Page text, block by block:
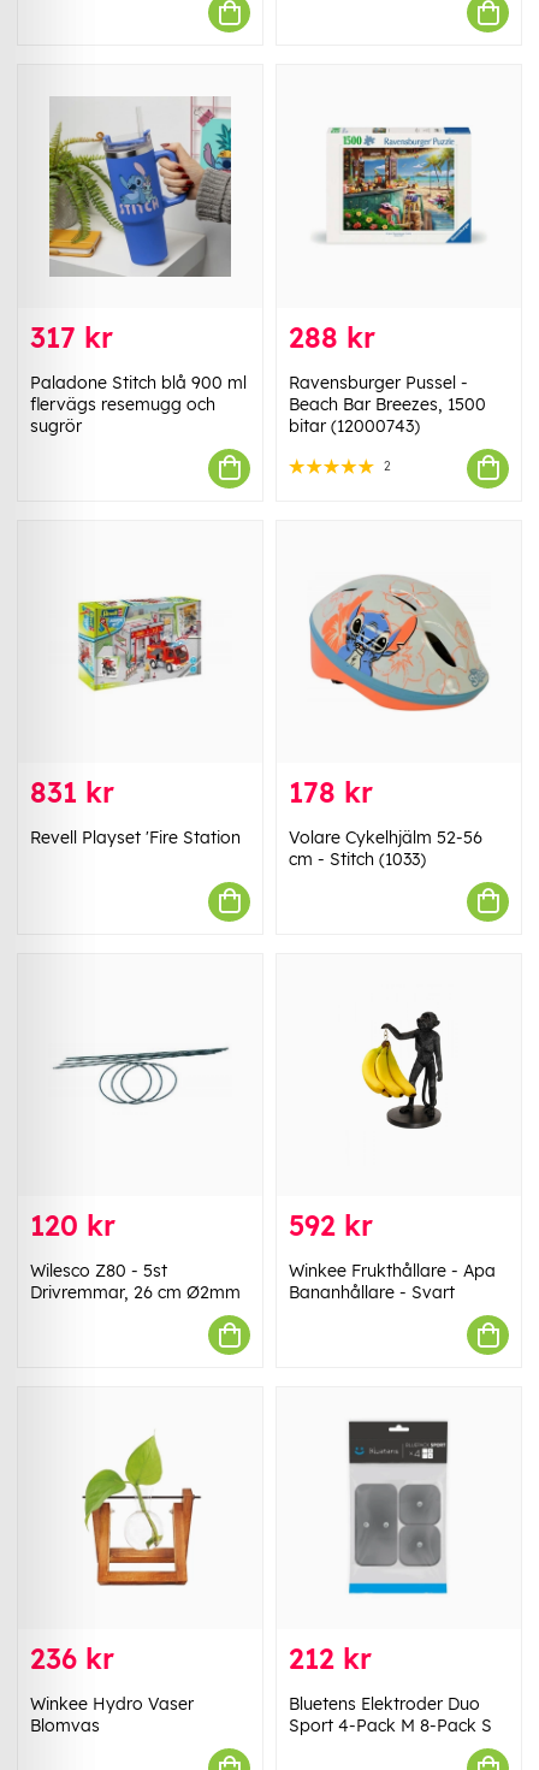
317 kr
Paladone Stitch blå 900 ml
flervägs resemugg och
sugrör
288 kr
Ravensburger Pussel -
Beach Bar Breezes, 1500
bitar (12000743)
2
831 kr
Revell Playset 'Fire Station
178 kr
Volare Cykelhjälm 52-56
cm - Stitch (1033)
120 kr
Wilesco Z80 - 5st
Drivremmar, 26 cm Ø2mm
592 kr
Winkee Frukthållare - Apa
Bananhållare - Svart
236 kr
Winkee Hydro Vaser
Blomvas
212 kr
Bluetens Elektroder Duo
Sport 4-Pack M 8-Pack S